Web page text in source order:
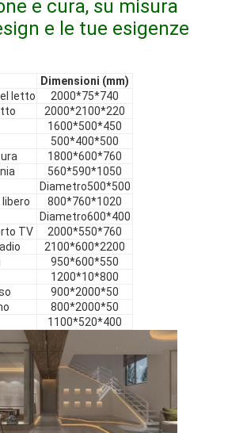
ville
appartamenti
club commerciali
pranzo
e cura, su misura
e le tue esigenze
Dimensioni (mm)
letto
2000*75*740
2000*2100*220
1600*500*450
500*400*500
1800*600*760
560*590*1050
Diametro500*500
800*760*1020
Diametro600*400
TV
2000*550*760
2100*600*2200
950*600*550
1200*10*800
900*2000*50
800*2000*50
1100*520*400